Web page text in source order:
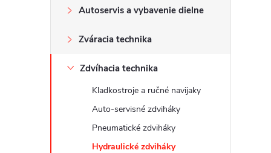
ý
Autoservis a vybavenie dielne
Zváracia technika
Zdvíhacia technika
Kladkostroje a ručné navijaky
Auto-servisné zdviháky
Pneumatické zdviháky
Hydraulické zdviháky